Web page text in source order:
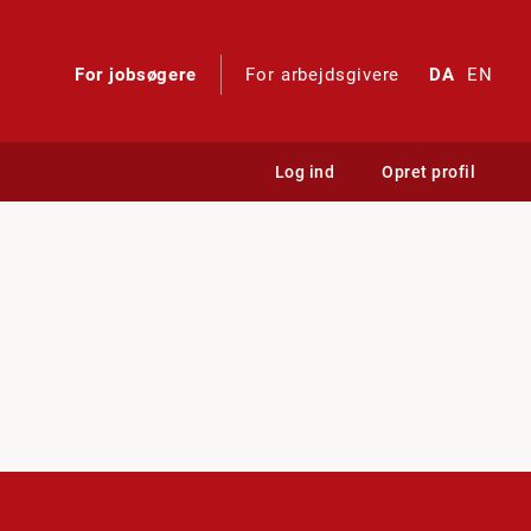
For jobsøgere For arbejdsgivere DA EN
Log ind Opret profil